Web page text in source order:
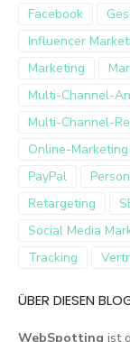
Facebook
Influencer
Marketing
Multi-Channel-
Multi-Channel-
Online-Marketing
PayPal
Retargeting
Social Media
Tracking
ÜBER DIESEN
WebSpotting ist